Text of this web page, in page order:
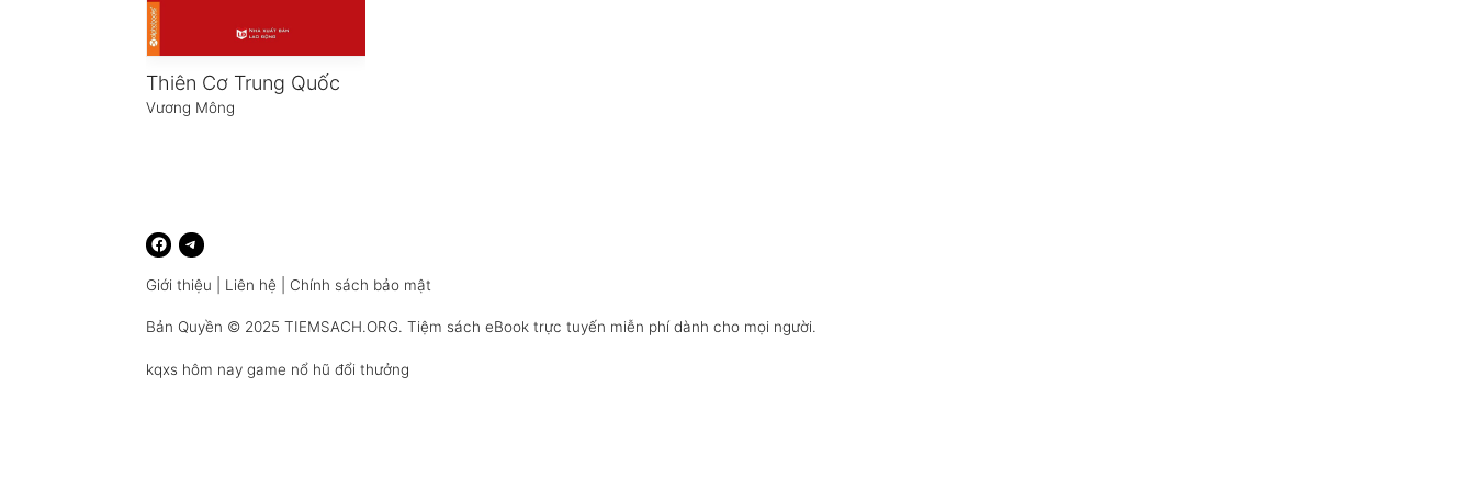
Thiên Cơ Trung Quốc
Vương Mông
Giới thiệu Liên hệ Chính sách bảo mật
Bản Quyền © 2025TIEMSACH.ORG. Tiệm sách eBook trực tuyến miễn phí dành cho mọi người.
kqxs hôm nay game nổ hũ đổi thưởng